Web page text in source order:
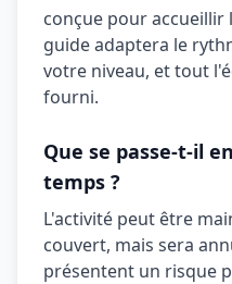
conçue pour
guide adaptera le
votre niveau, et tout
fourni.
Que se passe-t-il
temps ?
L'activité peut être
couvert, mais sera
présentent un risque